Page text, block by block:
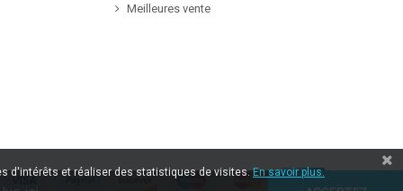
Meilleures vente
d'intérêts et réaliser des statistiques de visites.En savoir plus.